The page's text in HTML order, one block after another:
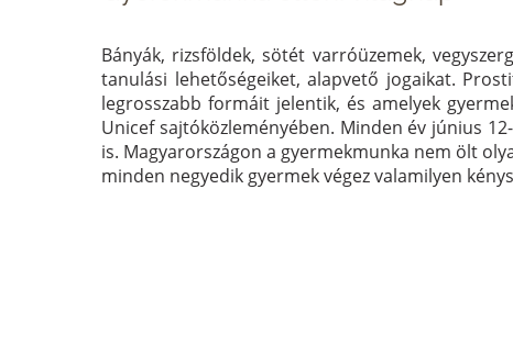
Bányák, rizsföldek, sötét varróüzemek,
tanulási lehetőségeiket, alapvető jogaikat.
legrosszabb formáit jelentik, és amelyek
Unicef sajtóközleményében. Minden év június
is. Magyarországon a gyermekmunka nem ölt
minden negyedik gyermek végez valamilyen